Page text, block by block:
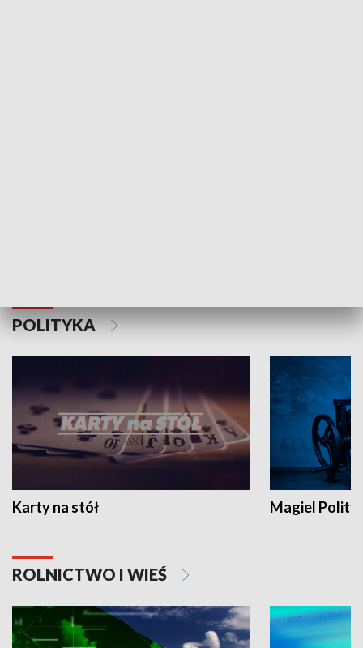
POLITYKA
Karty na stół Magiel
ROLNICTWO I WIEŚ